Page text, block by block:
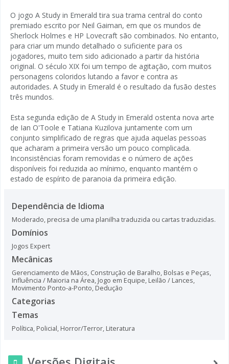
O jogo A Study in Emerald tira sua trama central do conto
premiado escrito por Neil Gaiman, em que os mundos de
Sherlock Holmes e HP Lovecraft são combinados. No entanto,
para criar um mundo detalhado o suficiente para os
jogadores, muito tem sido adicionado a partir da história
original. O século XIX foi um tempo de agitação, com muitos
personagens coloridos lutando a favor e contra as
autoridades. A Study in Emerald é o resultado da fusão destes
três mundos.
Esta segunda edição de A Study in Emerald ostenta nova arte
de Ian O'Toole e Tatiana Kuzilova juntamente com um
conjunto simplificado de regras que ajuda aquelas pessoas
que acharam a primeira versão um pouco complicada.
Inconsistências foram removidas e o número de ações
disponíveis foi reduzida ao mínimo, enquanto mantém o
estado de espírito de paranoia da primeira edição.
Dependência de Idioma
Moderado, precisa de uma planilha traduzida ou cartas traduzidas.
Domínios
Jogos Expert
Mecânicas
Gerenciamento de Mãos, Construção de Baralho, Bolsas e Peças,
Influência / Maioria na Área, Jogo em Equipe, Leilão / Lances,
Movimento Ponto-a-Ponto, Dedução
Categorias
Temas
Política, Policial, Horror/Terror, Literatura